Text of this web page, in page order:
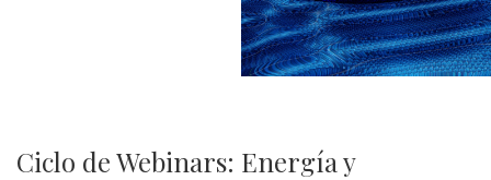
Ciclo de Webinars: Energía y